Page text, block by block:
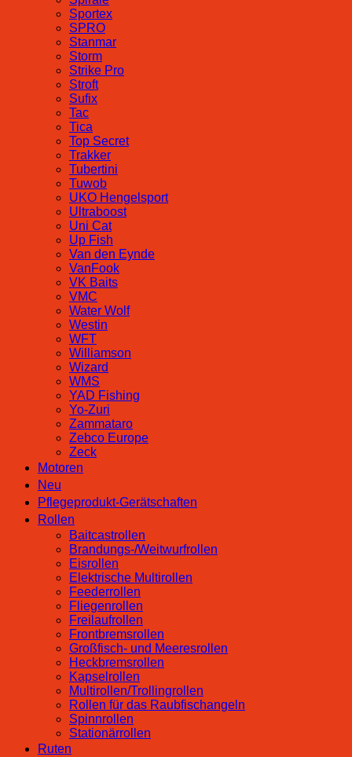
Sportex
SPRO
Stanmar
Storm
Strike Pro
Stroft
Sufix
Tac
Tica
Top Secret
Trakker
Tubertini
Tuwob
UKO Hengelsport
Ultraboost
Uni Cat
Up Fish
Van den Eynde
VanFook
VK Baits
VMC
Water Wolf
Westin
WFT
Williamson
Wizard
WMS
YAD Fishing
Yo-Zuri
Zammataro
Zebco Europe
Zeck
Motoren
Neu
Pflegeprodukt-Gerätschaften
Rollen
Baitcastrollen
Brandungs-/Weitwurfrollen
Eisrollen
Elektrische Multirollen
Feederrollen
Fliegenrollen
Freilaufrollen
Frontbremsrollen
Großfisch- und Meeresrollen
Heckbremsrollen
Kapselrollen
Multirollen/Trollingrollen
Rollen für das Raubfischangeln
Spinnrollen
Stationärrollen
Ruten